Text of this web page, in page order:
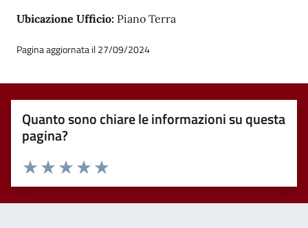
Ubicazione Ufficio: Piano Terra
Pagina aggiornata il 27/09/2024
Quanto sono chiare le informazioni su questa
pagina?
Valuta 5 stelle su 5
Valuta 4 stelle su 5
Valuta 3 stelle su 5
Valuta 2 stelle su 5
Valuta 1 stelle su 5